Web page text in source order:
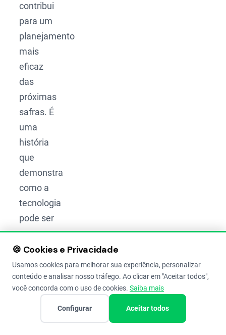
contribui
para um
planejamento
mais
eficaz
das
próximas
safras. É
uma
história
que
demonstra
como a
tecnologia
pode ser
uma
grande
aliada
para os
produtores
Brasil.
🍪 Cookies e Privacidade
Usamos cookies para melhorar sua experiência, personalizar
conteúdo e analisar nosso tráfego. Ao clicar em "Aceitar todos",
você concorda com o uso de cookies. Saiba mais
Configurar Aceitar todos